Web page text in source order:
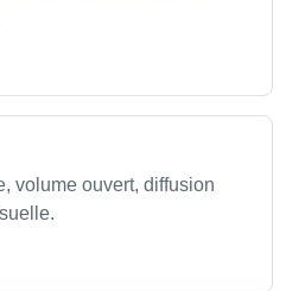
volume ouvert, diffusion